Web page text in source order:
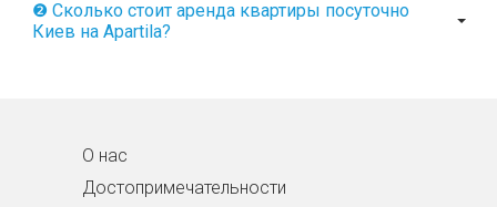
❷ Сколько стоит аренда квартиры посуточно
Киев на Apartila?
О нас
Достопримечательности